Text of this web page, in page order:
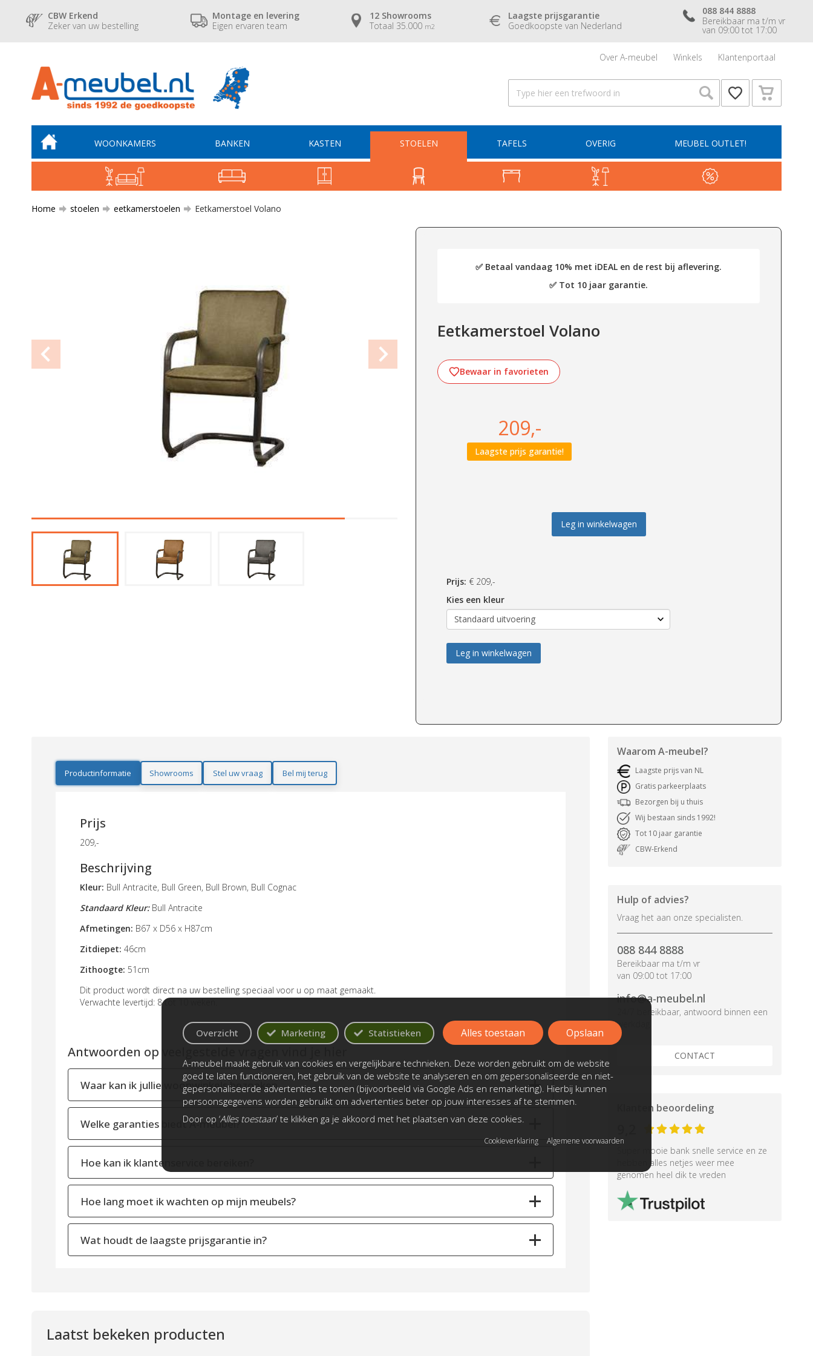
CBW Erkend
Zeker van uw bestelling
Montage en levering
Eigen ervaren team
12 Showrooms
Totaal 35.000 m2
Laagste prijsgarantie
Goedkoopste van Nederland
088 844 8888
Bereikbaar ma t/m vr
van 09:00 tot 17:00
Over A-meubel Winkels Klantenportaal
WOONKAMERS BANKEN KASTEN STOELEN TAFELS OVERIG MEUBEL OUTLET!
Home stoelen eetkamerstoelen Eetkamerstoel Volano
✅ Betaal vandaag 10% met iDEAL en de rest bij aflevering.
✅ Tot 10 jaar garantie.
Eetkamerstoel Volano
Bewaar in favorieten
209,-
Laagste prijs garantie!
Leg in winkelwagen
Prijs: € 209,-
Kies een kleur
Leg in winkelwagen
Productinformatie Showrooms Stel uw vraag Bel mij terug
Prijs
209,-
Beschrijving
Kleur: Bull Antracite, Bull Green, Bull Brown, Bull Cognac
Standaard Kleur: Bull Antracite
Afmetingen: B67 x D56 x H87cm
Zitdiepet: 46cm
Zithoogte: 51cm
Dit product wordt direct na uw bestelling speciaal voor u op maat gemaakt.
Verwachte levertijd: 8 tot 10 weken.
Antwoorden op veelgestelde vragen vind je hier
Waar kan ik jullie woonwinkels bezoeken
Welke garanties biedt A-meubel?
Hoe kan ik klantenservice bereiken?
Hoe lang moet ik wachten op mijn meubels?
Wat houdt de laagste prijsgarantie in?
Laatst bekeken producten
Waarom A-meubel?
Laagste prijs van NL
Gratis parkeerplaats
Bezorgen bij u thuis
Wij bestaan sinds 1992!
Tot 10 jaar garantie
CBW-Erkend
Hulp of advies?
Vraag het aan onze specialisten.
088 844 8888
Bereikbaar ma t/m vr
van 09:00 tot 17:00
info@a-meubel.nl
24/7 bereikbaar, antwoord binnen een
werkdag
CONTACT
Klanten beoordeling
Super mooie bank snelle service en ze
hebben alles netjes weer mee
genomen heel dik te vreden
Overzicht Marketing Statistieken
A-meubel maakt gebruik van cookies en vergelijkbare technieken. Deze worden gebruikt om de website
goed te laten functioneren, het gebruik van de website te analyseren en om gepersonaliseerde en niet-
gepersonaliseerde advertenties te tonen (bijvoorbeeld via Google Ads en remarketing). Hierbij kunnen
persoonsgegevens worden gebruikt om advertenties beter op jouw interesses af te stemmen.
Door op ‘Alles toestaan’ te klikken ga je akkoord met het plaatsen van deze cookies.
Alles toestaan Opslaan
Cookieverklaring Algemene voorwaarden